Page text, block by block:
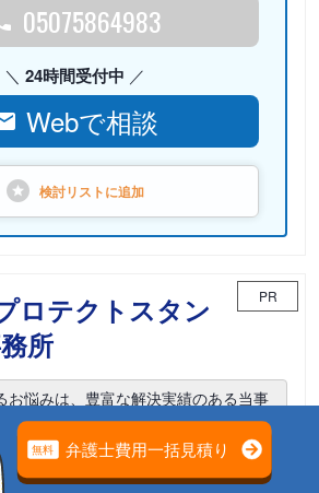
05075864983
24時間受付中
Webで相談
検討リストに追加
ロテクトスタン
所
PR
お悩みは、豊富な解決実績のある当事
さい。
談無料